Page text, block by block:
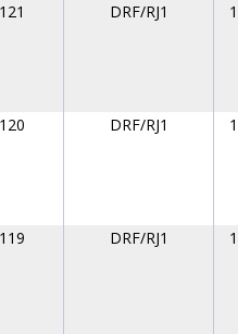
121 DRF/RJ1
120 DRF/RJ1
119 DRF/RJ1